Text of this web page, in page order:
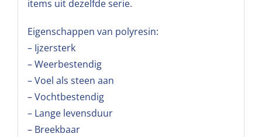
items uit dezelfde serie.
Eigenschappen van polyresin:
– Ijzersterk
– Weerbestendig
– Voel als steen aan
– Vochtbestendig
– Lange levensduur
– Breekbaar